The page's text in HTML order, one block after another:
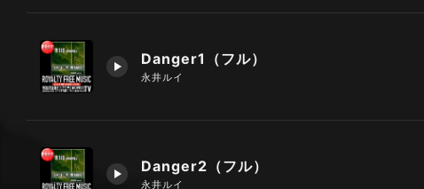
Danger1（フル）
永井ルイ
Danger2（フル）
永井ルイ